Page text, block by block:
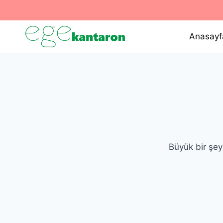
geç
Büyük bir şey